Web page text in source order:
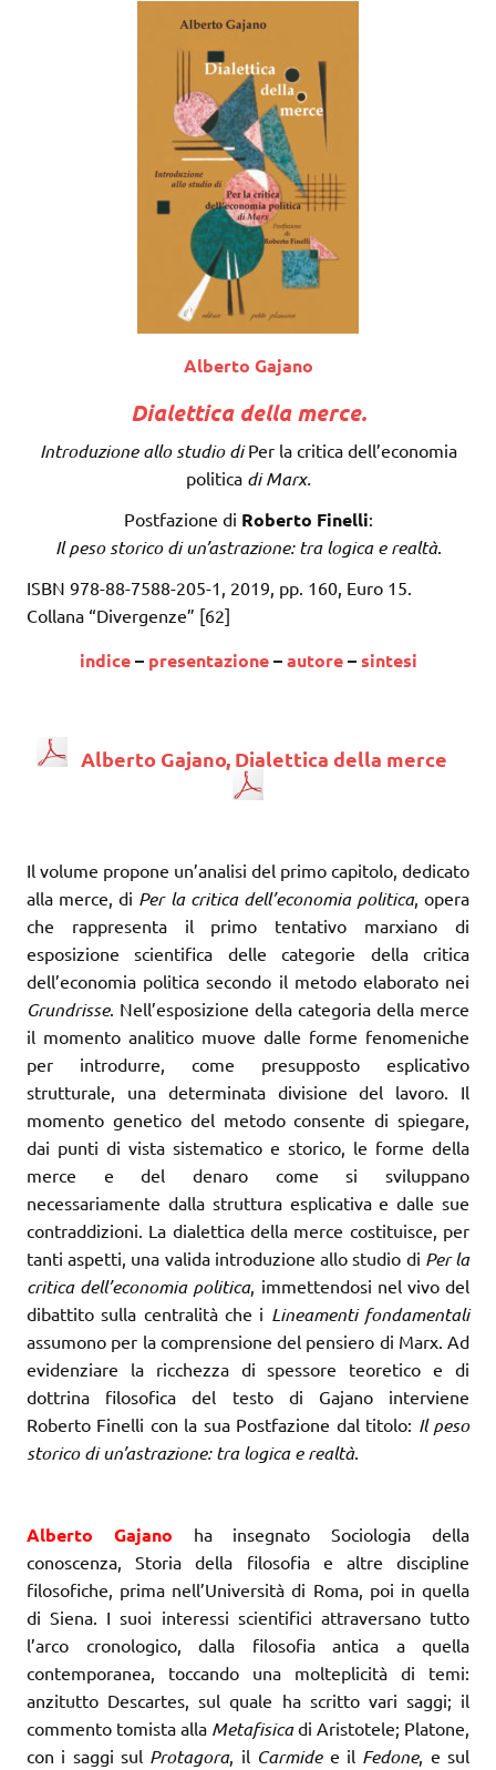
Alberto Gajano
Dialettica della merce.
Introduzione allo studio diPer la critica dell’economia
politica di Marx.
Postfazione di Roberto Finelli:
Il peso storico di un’astrazione: tra logica e realtà.
ISBN 978-88-7588-205-1, 2019, pp. 160, Euro 15.
Collana “Divergenze” [62]
indice– presentazione–autore–sintesi
Alberto Gajano, Dialettica della merce
Il volume propone un’analisi del primo capitolo, dedicato
alla merce, di Per la critica dell’economia politica, opera
che rappresenta il primo tentativo marxiano di
esposizione scientifica delle categorie della critica
dell’economia politica secondo il metodo elaborato nei
Grundrisse. Nell’esposizione della categoria della merce
il momento analitico muove dalle forme fenomeniche
per introdurre, come presupposto esplicativo
strutturale, una determinata divisione del lavoro. Il
momento genetico del metodo consente di spiegare,
dai punti di vista sistematico e storico, le forme della
merce e del denaro come si sviluppano
necessariamente dalla struttura esplicativa e dalle sue
contraddizioni. La dialettica della merce costituisce, per
tanti aspetti, una valida introduzione allo studio di Per la
critica dell’economia politica, immettendosi nel vivo del
dibattito sulla centralità che i Lineamenti fondamentali
assumono per la comprensione del pensiero di Marx. Ad
evidenziare la ricchezza di spessore teoretico e di
dottrina filosofica del testo di Gajano interviene
Roberto Finelli con la sua Postfazione dal titolo: Il peso
storico di un’astrazione: tra logica e realtà.
Alberto Gajano ha insegnato Sociologia della
conoscenza, Storia della filosofia e altre discipline
filosofiche, prima nell’Università di Roma, poi in quella
di Siena. I suoi interessi scientifici attraversano tutto
l’arco cronologico, dalla filosofia antica a quella
contemporanea, toccando una molteplicità di temi:
anzitutto Descartes, sul quale ha scritto vari saggi; il
commento tomista alla Metafisicadi Aristotele; Platone,
con i saggi sul Protagora, il Carmidee il Fedone, e sul